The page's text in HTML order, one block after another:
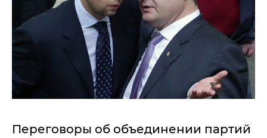
Переговоры об объединении партий